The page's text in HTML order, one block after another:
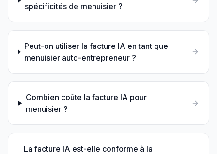
spécificités de menuisier ?
Peut-on utiliser la facture IA en tant que
menuisier auto-entrepreneur ?
Combien coûte la facture IA pour
menuisier ?
La facture IA est-elle conforme à la